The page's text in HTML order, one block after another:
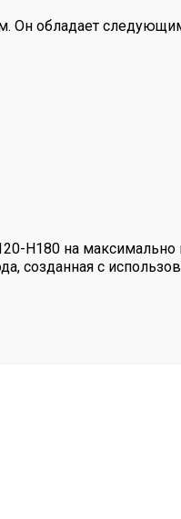
Он обладает
Н180 на
созданная с